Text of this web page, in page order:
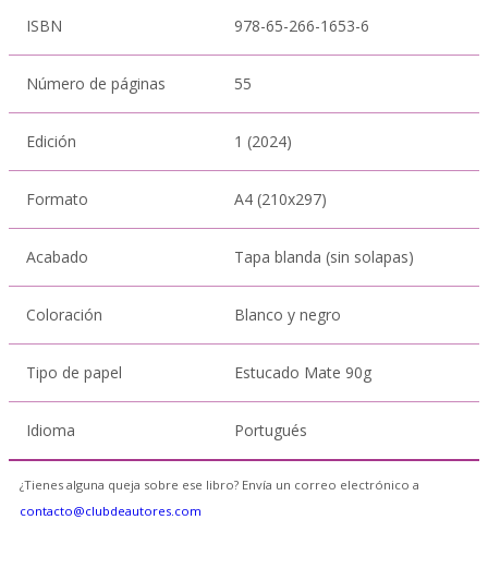
ISBN 978-65-266-1653-6
Número de páginas 55
Edición 1 (2024)
Formato A4 (210x297)
Acabado Tapa blanda (sin solapas)
Coloración Blanco y negro
Tipo de papel Estucado Mate 90g
Idioma Portugués
¿Tienes alguna queja sobre ese libro? Envía un correo electrónico a
contacto@clubdeautores.com